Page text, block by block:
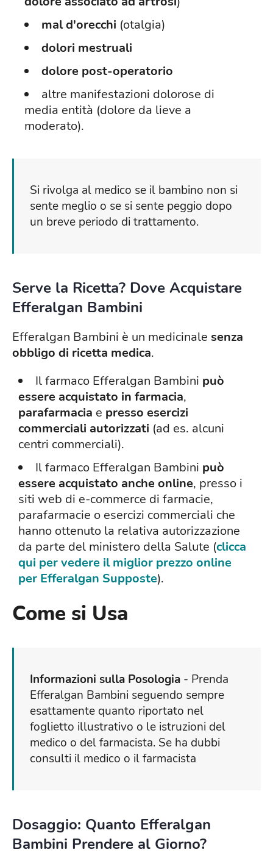
mal d'orecchi (otalgia)
dolori mestruali
dolore post-operatorio
altre manifestazioni dolorose di
media entità (dolore da lieve a
moderato).
Si rivolga al medico se il bambino non si
sente meglio o se si sente peggio dopo
un breve periodo di trattamento.
Serve la Ricetta? Dove Acquistare
Efferalgan Bambini
Efferalgan Bambini è un medicinale senza
obbligo di ricetta medica.
Il farmaco Efferalgan Bambini può
essere acquistato in farmacia,
parafarmacia e presso esercizi
commerciali autorizzati (ad es. alcuni
centri commerciali).
Il farmaco Efferalgan Bambini può
essere acquistato anche online, presso i
siti web di e-commerce di farmacie,
parafarmacie o esercizi commerciali che
hanno ottenuto la relativa autorizzazione
da parte del ministero della Salute (clicca
qui per vedere il miglior prezzo online
per Efferalgan Supposte).
Come si Usa
Informazioni sulla Posologia - Prenda
Efferalgan Bambini seguendo sempre
esattamente quanto riportato nel
foglietto illustrativo o le istruzioni del
medico o del farmacista. Se ha dubbi
consulti il medico o il farmacista
Dosaggio: Quanto Efferalgan
Bambini Prendere al Giorno?